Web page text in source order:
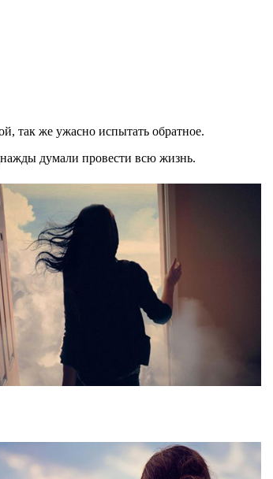
так же ужасно испытать обратное.
думали провести всю жизнь.